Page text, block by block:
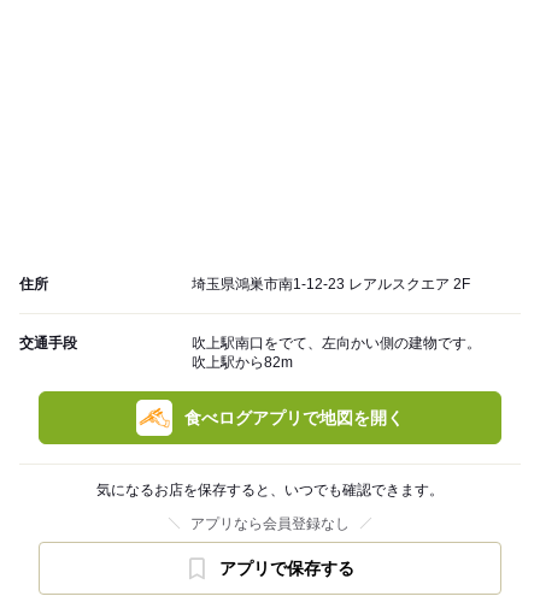
住所 埼玉県鴻巣市南1-12-23 レアルスクエア 2F
交通手段
吹上駅南口をでて、左向かい側の建物です。
吹上駅から82m
食べログアプリで地図を開く
気になるお店を保存すると、いつでも確認できます。
アプリなら会員登録なし
アプリで保存する